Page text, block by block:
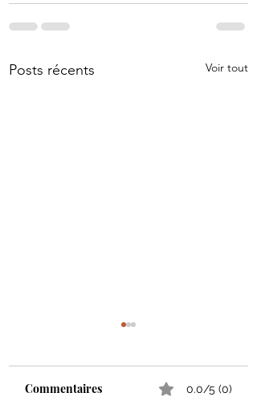
Posts récents Voir tout
Commentaires 0.0/5 (0)